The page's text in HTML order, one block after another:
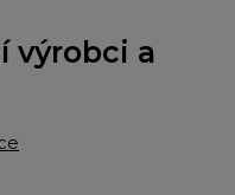
výrobci a